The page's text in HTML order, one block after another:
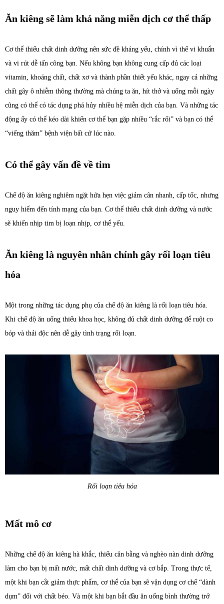
Ăn kiêng sẽ làm khả năng miễn dịch cơ thể thấp
Cơ thể thiếu chất dinh dưỡng nên sức đề kháng yếu, chính vì thế vi khuẩn
và vi rút dễ tấn công bạn. Nếu không bạn không cung cấp đủ các loại
vitamin, khoáng chất, chất xơ và thành phần thiết yếu khác, ngay cả những
chất gây ô nhiễm thông thường mà chúng ta ăn, hít thở và uống mỗi ngày
cũng có thể có tác dụng phá hủy nhiều hệ miễn dịch của bạn. Và những tác
động ấy có thể kéo dài khiến cơ thể bạn gặp nhiều “rắc rối” và bạn có thể
“viếng thăm” bệnh viện bất cứ lúc nào.
Có thể gây vấn đề về tim
Chế độ ăn kiêng nghiêm ngặt hứa hẹn việc giảm cân nhanh, cấp tốc, nhưng
nguy hiểm đến tính mạng của bạn. Cơ thể thiếu chất dinh dưỡng và nước
sẽ khiến nhịp tim bị loạn nhịp, cơ thể yếu.
Ăn kiêng là nguyên nhân chính gây rối loạn tiêu
hóa
Một trong những tác dụng phụ của chế độ ăn kiêng là rối loạn tiêu hóa.
Khi chế độ ăn uống thiếu khoa học, không đủ chất dinh dưỡng để ruột co
bóp và thải độc nên dễ gây tình trạng rối loạn.
Rối loạn tiêu hóa
Mất mô cơ
Những chế độ ăn kiêng hà khắc, thiếu cân bằng và nghèo nàn dinh dưỡng
làm cho bạn bị mất nước, mất chất dinh dưỡng và cơ bắp. Trong thực tế,
một khi bạn cắt giảm thực phẩm, cơ thể của bạn sẽ vận dụng cơ chế “dành
dụm” đối với chất béo. Và một khi bạn bắt đầu ăn uống bình thường trở